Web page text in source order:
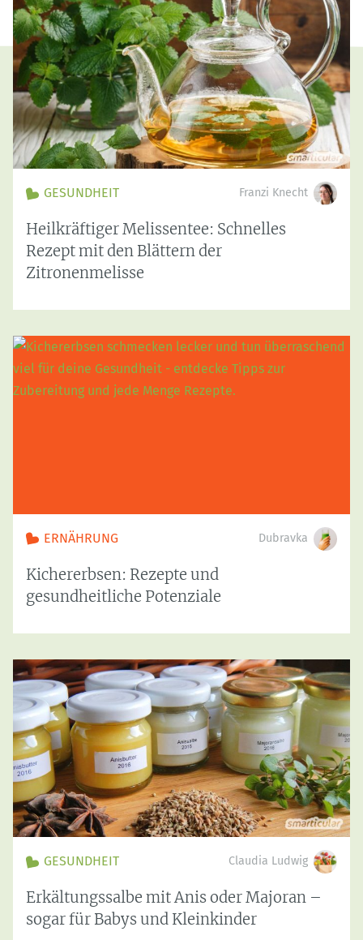
GESUNDHEIT Franzi Knecht
Heilkräftiger Melissentee: Schnelles
Rezept mit den Blättern der
Zitronenmelisse
ERNÄHRUNG Dubravka
Kichererbsen: Rezepte und
gesundheitliche Potenziale
GESUNDHEIT Claudia Ludwig
Erkältungssalbe mit Anis oder Majoran –
sogar für Babys und Kleinkinder